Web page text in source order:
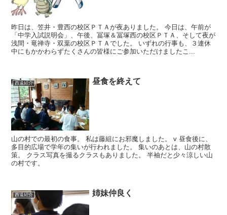
昨日は、笠井・豊西の校区ＰＴＡが夜ありました。 今日は、午前が
「中学入試説明会」、午後、冨塚＆冨塚西の校区ＰＴＡ、そして夜が
浅間・竜禅寺・双葉の校区ＰＴＡでした。 いずれの行事も、３連休
中にもかかわらずたくさんの皆様にご参加いただけましたこ...
西遠紹介 昼食を終えて
山の村での最初の食事。 私は藤組にお邪魔しました。 v 昼食後に、
多目的広場で学年の集いが行われました。 集いのあとは、山の村散
策。 クラス写真を撮るクラスもありました。 半袖だと少々涼しい山
の村です。
西遠紹介 姉妹仲良く